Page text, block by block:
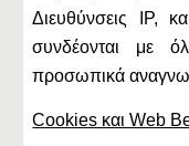
Διευθύνσεις IP,
συνδέονται με
προσωπικά
Cookies και Web